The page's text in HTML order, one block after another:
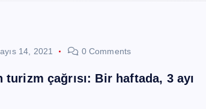
14, 2021 0 Comments
turizm çağrısı: Bir haftada, 3 ayı